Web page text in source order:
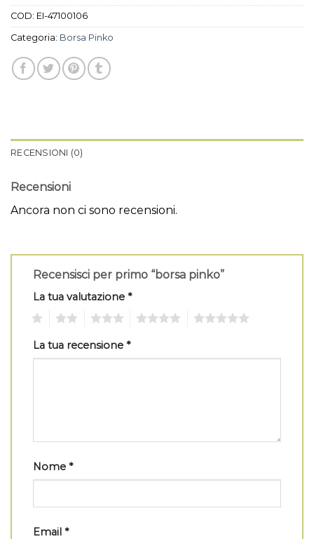
COD: EI-47100106
Categoria: Borsa Pinko
RECENSIONI (0)
Recensioni
Ancora non ci sono recensioni.
Recensisci per primo “borsa pinko”
La tua valutazione *
La tua recensione *
Nome *
Email *